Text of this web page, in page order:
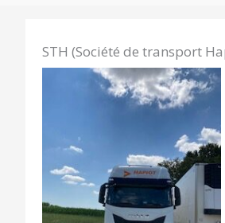
STH (Société de transport